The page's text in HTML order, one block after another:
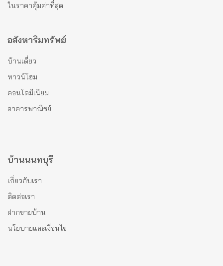
ในราคาคุ้มค่าที่สุด
อสังหาริมทรัพย์
บ้านเดี่ยว
ทาวน์โฮม
คอนโดมีเนียม
อาคารพาณิชย์
บ้านนนทบุรี
เกี่ยวกับเรา
ติดต่อเรา
ฝากขายบ้าน
นโยบายและเงื่อนไข